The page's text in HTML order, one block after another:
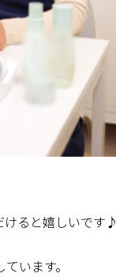
けると嬉しいです♪
います。